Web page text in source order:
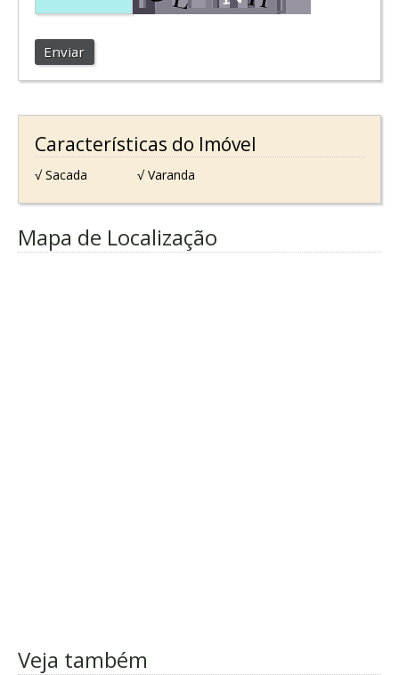
Enviar
Características do Imóvel
√ Sacada √ Varanda
Mapa de Localização
Veja também